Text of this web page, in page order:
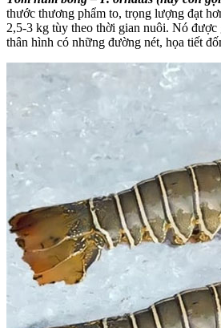
thước thương phẩm to, trọng lượng đạt
2,5-3 kg tùy theo thời gian nuôi. Nó
thân hình có những đường nét, họa tiết